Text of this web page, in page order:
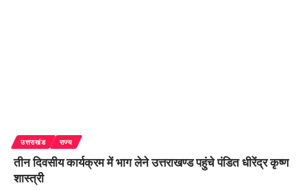
उत्तराखंड राज्य
तीन दिवसीय कार्यक्रम में भाग लेने उत्तराखण्ड पहुंचे पंडित धीरेंद्र कृष्ण
शास्त्री